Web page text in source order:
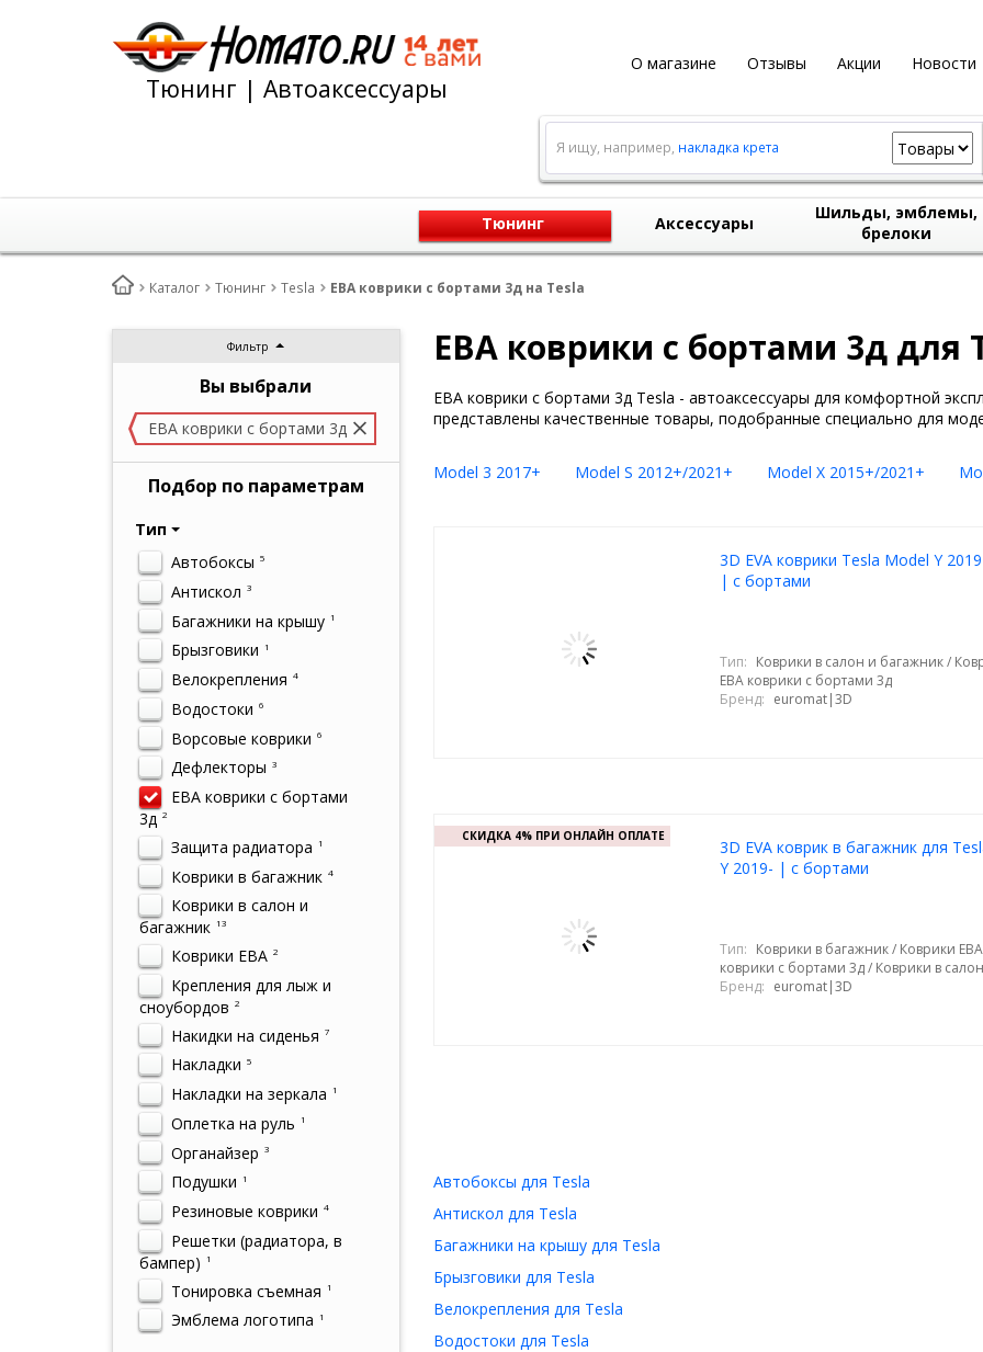
О магазине Отзывы Акции Новости
Тюнинг | Автоаксессуары
Я ищу, например, накладка крета
Тюнинг Аксессуары
Шильды, эмблемы,
брелоки
Каталог Тюнинг Tesla ЕВА коврики с бортами 3д на Tesla
Фильтр
Вы выбрали
ЕВА коврики с бортами 3д
Подбор по параметрам
Тип
Автобоксы 5
Антискол 3
Багажники на крышу 1
Брызговики 1
Велокрепления 4
Водостоки 6
Ворсовые коврики 6
Дефлекторы 3
ЕВА коврики с бортами
3д 2
Защита радиатора 1
Коврики в багажник 4
Коврики в салон и
багажник 13
Коврики ЕВА 2
Крепления для лыж и
сноубордов 2
Накидки на сиденья 7
Накладки 5
Накладки на зеркала 1
Оплетка на руль 1
Органайзер 3
Подушки 1
Резиновые коврики 4
Решетки (радиатора, в
бампер)
1
Тонировка съемная 1
Эмблема логотипа 1
ЕВА коврики с бортами 3д для
ЕВА коврики с бортами 3д Tesla - автоаксессуары для комфортной
представлены качественные товары, подобранные специально для
Model 3 2017+ Model S 2012+/2021+ Model X 2015+/2021+
3D EVA коврики Tesla Model Y
| с бортами
Тип: Коврики в салон и багажник /
ЕВА коврики с бортами 3д
Бренд: euromat|3D
СКИДКА 4% ПРИ ОНЛАЙН ОПЛАТЕ
3D EVA коврик в багажник для
Y 2019- | с бортами
Тип: Коврики в багажник / Коврики
коврики с бортами 3д / Коврики в
Бренд: euromat|3D
Автобоксы для Tesla
Антискол для Tesla
Багажники на крышу для Tesla
Брызговики для Tesla
Велокрепления для Tesla
Водостоки для Tesla